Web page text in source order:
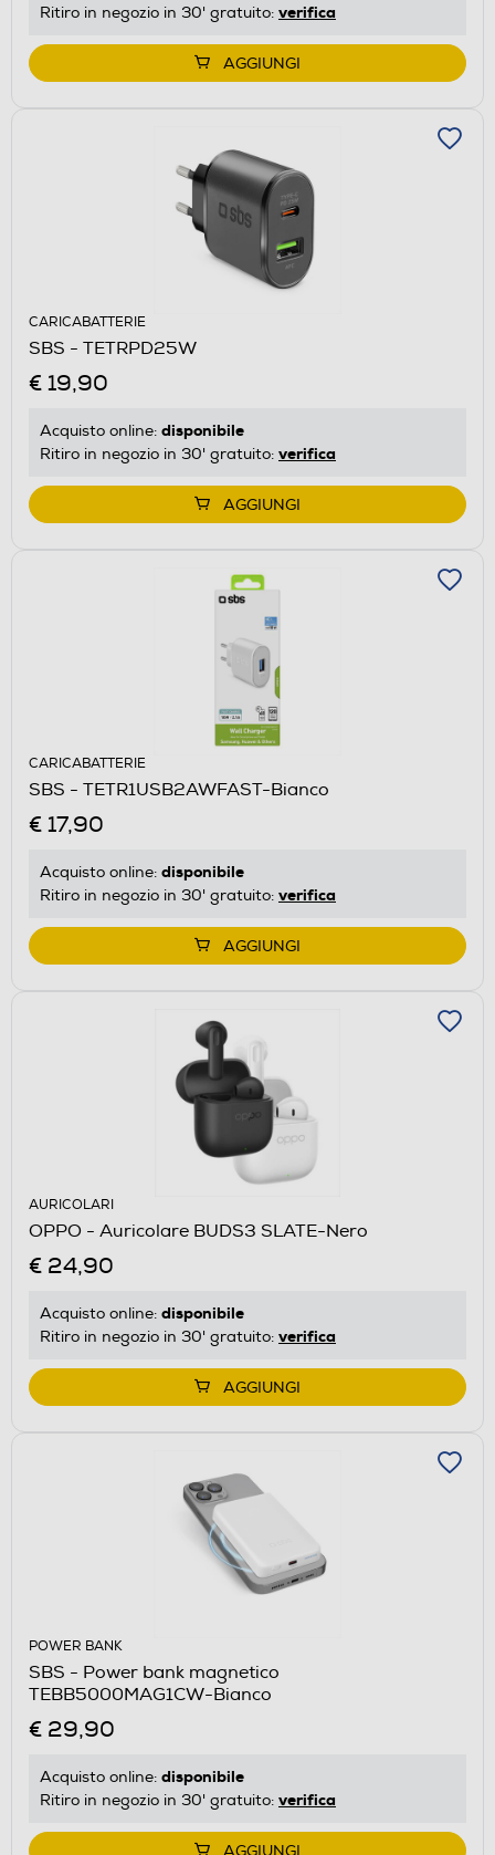
Ritiro in negozio in 30' gratuito: verifica
AGGIUNGI
CARICABATTERIE
SBS - TETRPD25W
€ 19,90
Acquisto online: disponibile
Ritiro in negozio in 30' gratuito: verifica
AGGIUNGI
CARICABATTERIE
SBS - TETR1USB2AWFAST-Bianco
€ 17,90
Acquisto online: disponibile
Ritiro in negozio in 30' gratuito: verifica
AGGIUNGI
AURICOLARI
OPPO - Auricolare BUDS3 SLATE-Nero
€ 24,90
Acquisto online: disponibile
Ritiro in negozio in 30' gratuito: verifica
AGGIUNGI
POWER BANK
SBS - Power bank magnetico
TEBB5000MAG1CW-Bianco
€ 29,90
Acquisto online: disponibile
Ritiro in negozio in 30' gratuito: verifica
AGGIUNGI